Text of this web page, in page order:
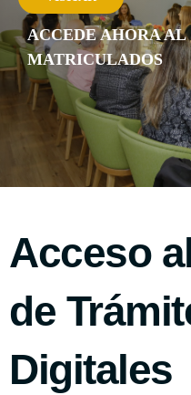
ACCEDE AHORA AL
MATRICULADOS
Acceso
de
Digitales​